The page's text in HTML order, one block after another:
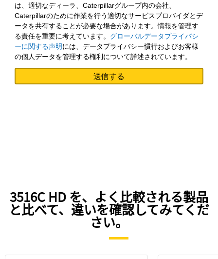
は、適切なディーラ、Caterpillarグループ内の会社、
Caterpillarのために作業を行う適切なサービスプロバイダとデ
ータを共有することが必要な場合があります。情報を管理す
る責任を重要に考えています。 グローバルデータプライバシ
ーに関する声明には、データプライバシー慣行およびお客様
の個人データを管理する権利について詳述されています。
3516C HD を、よく比較される製品
と比べて、違いを確認してみてくだ
さい。